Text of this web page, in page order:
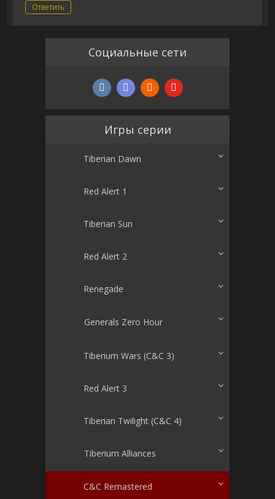
Ответить
Социальные сети
Игры серии
Tiberian Dawn
Red Alert 1
Tiberian Sun
Red Alert 2
Renegade
Generals Zero Hour
Tiberium Wars (C&C 3)
Red Alert 3
Tiberian Twilight (C&C 4)
Tiberium Alliances
C&C Remastered